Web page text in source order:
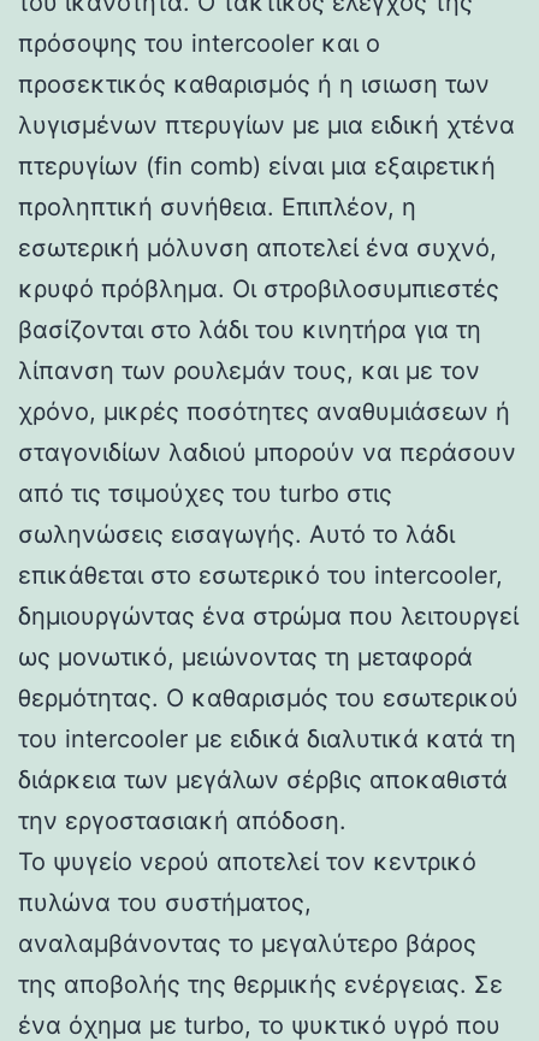
πρόσοψης του intercooler και ο
προσεκτικός καθαρισμός ή η ισιωση των
λυγισμένων πτερυγίων με μια ειδική χτένα
πτερυγίων (fin comb) είναι μια εξαιρετική
προληπτική συνήθεια. Επιπλέον, η
εσωτερική μόλυνση αποτελεί ένα συχνό,
κρυφό πρόβλημα. Οι στροβιλοσυμπιεστές
βασίζονται στο λάδι του κινητήρα για τη
λίπανση των ρουλεμάν τους, και με τον
χρόνο, μικρές ποσότητες αναθυμιάσεων ή
σταγονιδίων λαδιού μπορούν να περάσουν
από τις τσιμούχες του turbo στις
σωληνώσεις εισαγωγής. Αυτό το λάδι
επικάθεται στο εσωτερικό του intercooler,
δημιουργώντας ένα στρώμα που λειτουργεί
ως μονωτικό, μειώνοντας τη μεταφορά
θερμότητας. Ο καθαρισμός του εσωτερικού
του intercooler με ειδικά διαλυτικά κατά τη
διάρκεια των μεγάλων σέρβις αποκαθιστά
την εργοστασιακή απόδοση.
Το ψυγείο νερού αποτελεί τον κεντρικό
πυλώνα του συστήματος,
αναλαμβάνοντας το μεγαλύτερο βάρος
της αποβολής της θερμικής ενέργειας. Σε
ένα όχημα με turbo, το ψυκτικό υγρό που